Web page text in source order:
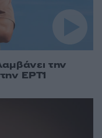
την
ΕΡΤ1